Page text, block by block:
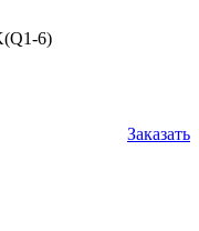
6)
Заказать